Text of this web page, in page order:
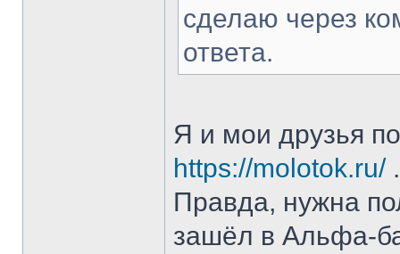
сделаю через
ответа.
Я и мои друзья
https://molotok.ru/.
Правда, нужна
зашёл в Альфа-